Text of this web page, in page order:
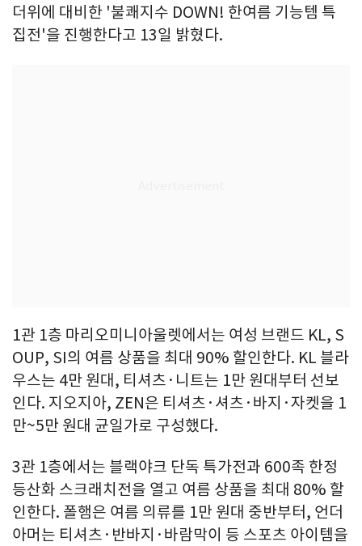
더위에 대비한 '불쾌지수 DOWN! 한여름 기능템 특
집전'을 진행한다고 13일 밝혔다.
1관 1층 마리오미니아울렛에서는 여성 브랜드 KL, S
OUP, SI의 여름 상품을 최대 90% 할인한다. KL 블라
우스는 4만 원대, 티셔츠·니트는 1만 원대부터 선보
인다. 지오지아, ZEN은 티셔츠·셔츠·바지·자켓을 1
만~5만 원대 균일가로 구성했다.
3관 1층에서는 블랙야크 단독 특가전과 600족 한정
등산화 스크래치전을 열고 여름 상품을 최대 80% 할
인한다. 폴햄은 여름 의류를 1만 원대 중반부터, 언더
아머는 티셔츠·반바지·바람막이 등 스포츠 아이템을